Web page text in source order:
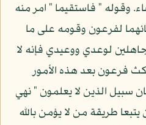
وقوله " فاستقيما " امر منه
لفرعون وقومه على ما
لوعدي ووعيدي فإنه لا
فرعون بعد هذه الأمور
سبيل الذين لا يعلمون " نهي
طريقة من لا يؤمن بالله